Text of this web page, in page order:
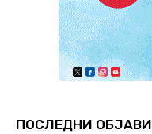
ПОСЛЕДНИ ОБЈАВИ